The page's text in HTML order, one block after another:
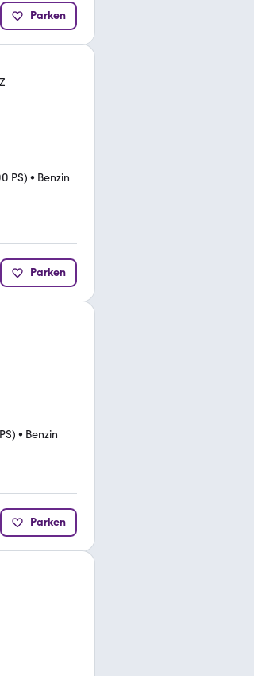
Parken
PS) • Benzin
Parken
• Benzin
Parken